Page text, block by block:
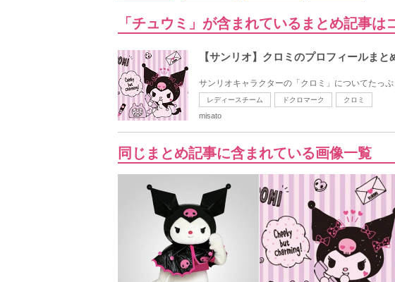
「チュウミ」が含まれているまとめ記事は
【サンリオ】クロミのプロフィールま
サンリオキャラクターの「クロミ」についてたっ
レディースチーム ドクロマーク クロミ
misato
同じまとめ記事に含まれている画像一覧